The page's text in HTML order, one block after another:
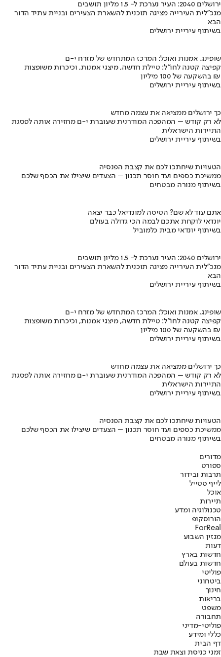
ירושלים 2040: העיר נערכת ל- 1.5 מליון תושבים
מנכ"לית העירייה מציגה תוכנית להשארת הצעירים ובניית עתיד הדור
הבא
בשיתוף עיריית ירושלים
שופינג, אמנות ואוכל: המרכז המתחדש של מזרח י-ם
קפיצה קטנה לחו"ל: טיילת חדשה, מיצגי אמנות, וכיכרות משופצות
בהשקעה של 100 מיליון ₪
בשיתוף עיריית ירושלים
כך ירושלים ממציאה את עצמה מחדש
לא רק קודש – המהפכה המודרנית שעוברת י-ם מחזירה אותה לפסגת
התיירות הישראלית
בשיתוף עיריית ירושלים
הטעויות שיחתכו לכם את קצבת הפנסיה
ממשיכת כספים ועד חוסר תכנון – הצעדים שיצילו את הכסף שלכם
בשיתוף מנורה מבטחים
אתם עוד לא שם? הטיסה למונדיאל כבר יצאה
יונדאי לוקחת אתכם לבמה הכי גדולה בעולם
בשיתוף יונדאי מבית כלמוביל
ירושלים 2040: העיר נערכת ל- 1.5 מליון תושבים
מנכ"לית העירייה מציגה תוכנית להשארת הצעירים ובניית עתיד הדור
הבא
בשיתוף עיריית ירושלים
שופינג, אמנות ואוכל: המרכז המתחדש של מזרח י-ם
קפיצה קטנה לחו"ל: טיילת חדשה, מיצגי אמנות, וכיכרות משופצות
בהשקעה של 100 מיליון ₪
בשיתוף עיריית ירושלים
כך ירושלים ממציאה את עצמה מחדש
לא רק קודש – המהפכה המודרנית שעוברת י-ם מחזירה אותה לפסגת
התיירות הישראלית
בשיתוף עיריית ירושלים
הטעויות שיחתכו לכם את קצבת הפנסיה
ממשיכת כספים ועד חוסר תכנון – הצעדים שיצילו את הכסף שלכם
בשיתוף מנורה מבטחים
מדורים
ספורט
תרבות ובידור
לייף סטייל
אוכל
תיירות
טכנולוגיה ומדע
הורוסקופ
ForReal
מגזין השבוע
דעות
חדשות בארץ
חדשות בעולם
פוליטי
ביטחוני
חינוך
בריאות
משפט
תחבורה
פוליטי-מדיני
כללי ומידע
דף הבית
זמני כניסת וצאת שבת